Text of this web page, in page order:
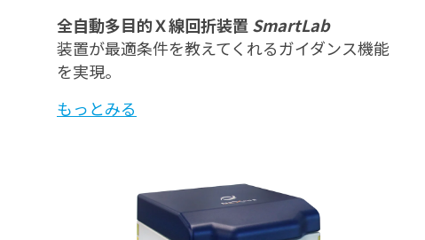
全自動多目的Ｘ線回折装置SmartLab
装置が最適条件を教えてくれるガイダンス機能
を実現。
もっとみる